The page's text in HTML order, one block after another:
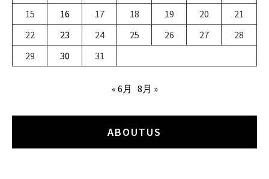
15
16 17 18 19 20
21
22
23 24 25 26 27
28
29
30 31
« 6月 8月 »
ABOUTUS